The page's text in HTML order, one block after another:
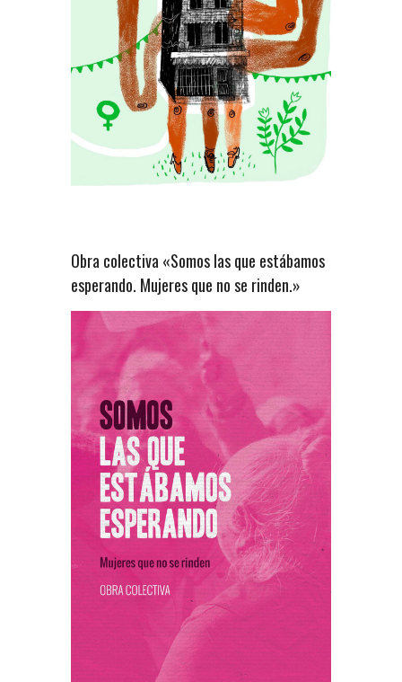
Obra colectiva «Somos las que estábamos
esperando. Mujeres que no se rinden.»